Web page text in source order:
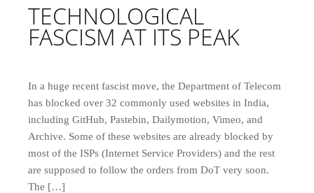
TECHNOLOGICAL
FASCISM AT ITS PEAK
In a huge recent fascist move, the Department of Telecom
has blocked over 32 commonly used websites in India,
including GitHub, Pastebin, Dailymotion, Vimeo, and
Archive. Some of these websites are already blocked by
most of the ISPs (Internet Service Providers) and the rest
are supposed to follow the orders from DoT very soon.
The […]